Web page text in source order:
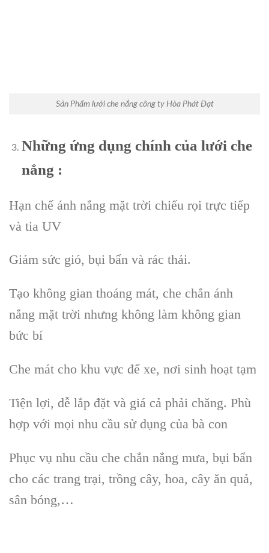
Sản Phẩm lưới che nắng công ty Hòa Phát Đạt
Những ứng dụng chính của lưới che
nắng :
Hạn chế ánh nắng mặt trời chiếu rọi trực tiếp
và tia UV
Giảm sức gió, bụi bẩn và rác thải.
Tạo không gian thoáng mát, che chắn ánh
nắng mặt trời nhưng không làm không gian
bức bí
Che mát cho khu vực để xe, nơi sinh hoạt tạm
Tiện lợi, dễ lắp đặt và giá cả phải chăng. Phù
hợp với mọi nhu cầu sử dụng của bà con
Phục vụ nhu cầu che chắn nắng mưa, bụi bẩn
cho các trang trại, trồng cây, hoa, cây ăn quả,
sân bóng,…